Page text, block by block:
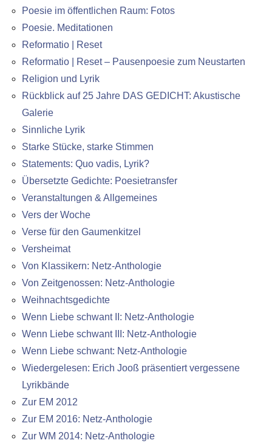
Poesie im öffentlichen Raum: Fotos
Poesie. Meditationen
Reformatio | Reset
Reformatio | Reset – Pausenpoesie zum Neustarten
Religion und Lyrik
Rückblick auf 25 Jahre DAS GEDICHT: Akustische
Galerie
Sinnliche Lyrik
Starke Stücke, starke Stimmen
Statements: Quo vadis, Lyrik?
Übersetzte Gedichte: Poesietransfer
Veranstaltungen & Allgemeines
Vers der Woche
Verse für den Gaumenkitzel
Versheimat
Von Klassikern: Netz-Anthologie
Von Zeitgenossen: Netz-Anthologie
Weihnachtsgedichte
Wenn Liebe schwant II: Netz-Anthologie
Wenn Liebe schwant III: Netz-Anthologie
Wenn Liebe schwant: Netz-Anthologie
Wiedergelesen: Erich Jooß präsentiert vergessene
Lyrikbände
Zur EM 2012
Zur EM 2016: Netz-Anthologie
Zur WM 2014: Netz-Anthologie